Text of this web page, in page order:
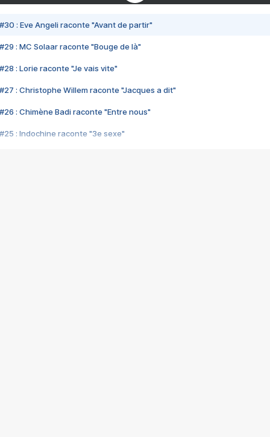
#30 : Eve Angeli raconte "Avant de partir"
#29 : MC Solaar raconte "Bouge de là"
#28 : Lorie raconte "Je vais vite"
#27 : Christophe Willem raconte "Jacques a dit"
#26 : Chimène Badi raconte "Entre nous"
#25 : Indochine raconte "3e sexe"